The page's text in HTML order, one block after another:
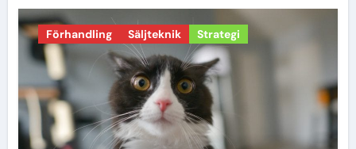
Förhandling Säljteknik Strategi